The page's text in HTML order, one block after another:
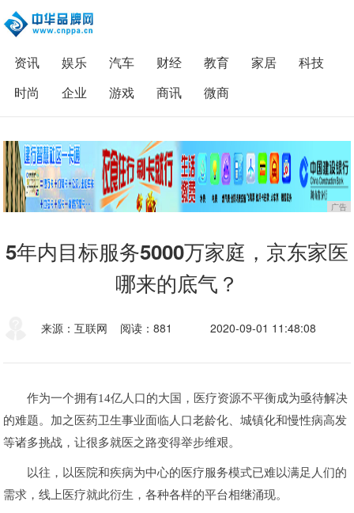
资讯 娱乐 汽车 财经 教育 家居
科技
时尚
企业 游戏 商讯 微商
广告
5年内目标服务5000万家庭，京东家医
哪来的底气？
来源：互联网 阅读：881 2020-09-01 11:48:08
作为一个拥有14亿人口的大国，医疗资源不平衡成为亟待解决
的难题。加之医药卫生事业面临人口老龄化、城镇化和慢性病高发
等诸多挑战，让很多就医之路变得举步维艰。
以往，以医院和疾病为中心的医疗服务模式已难以满足人们的
需求，线上医疗就此衍生，各种各样的平台相继涌现。